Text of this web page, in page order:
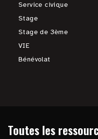
Service civique
Stage
Stage de 3ème
VIE
Bénévolat
Toutes les